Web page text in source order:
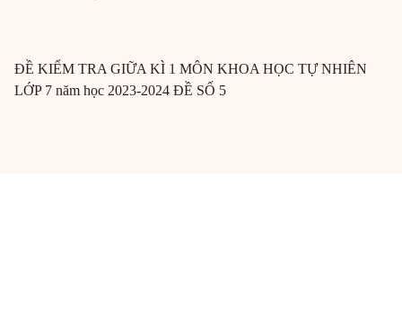
ĐỀ KIỂM TRA GIỮA KÌ 1 MÔN KHOA HỌC TỰ NHIÊN
LỚP 7 năm học 2023-2024 ĐỀ SỐ 5